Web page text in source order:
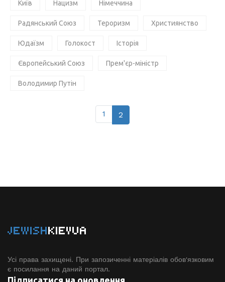
Київ Нацизм Німеччина
Радянський Союз Тероризм Християнство
Юдаїзм Голокост Історія
Європейський Союз Прем'єр-міністр
Володимир Путін
1 2
JEWISHKIEVUA
Усі права захищені. При запозиченні матеріалів обов'язковим
є посилання на даний портал.